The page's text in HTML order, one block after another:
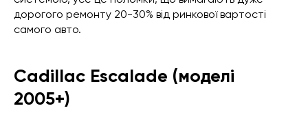
дорогого ремонту 20-30% від ринкової вартості
самого авто.
Cadillac Escalade (моделі
2005+)